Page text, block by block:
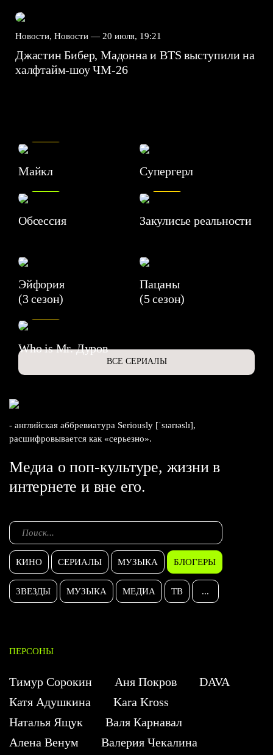
Новости, Новости — 20 июля, 19:21
Джастин Бибер, Мадонна и BTS выступили на
халфтайм-шоу ЧМ-26
Майкл Супергерл
Обсессия
7.1
Закулисье реальности
Эйфория
(3 сезон)
Пацаны
(5 сезон)
Who is Mr. Дуров
ВСЕ СЕРИАЛЫ
- английская аббревиатура Seriously [ˈsɪərɪəslɪ],
расшифровывается как «серьезно».
Медиа о поп-культуре, жизни в
интернете и вне его.
КИНО СЕРИАЛЫ МУЗЫКА БЛОГЕРЫ
ЗВЕЗДЫ МУЗЫКА МЕДИА ТВ ...
ПЕРСОНЫ
Тимур Сорокин Аня Покров
DAVA
Катя Адушкина
Kara Kross
Наталья Ящук
Валя Карнавал
Алена Венум
Валерия Чекалина